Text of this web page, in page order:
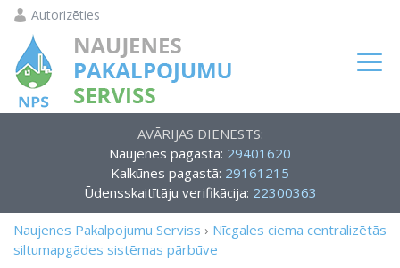
Autorizēties
AVĀRIJAS DIENESTS:
Naujenes pagastā: 29401620
Kalkūnes pagastā: 29161215
Ūdensskaitītāju verifikācija: 22300363
Naujenes Pakalpojumu Serviss › Nīcgales ciema centralizētās
siltumapgādes sistēmas pārbūve